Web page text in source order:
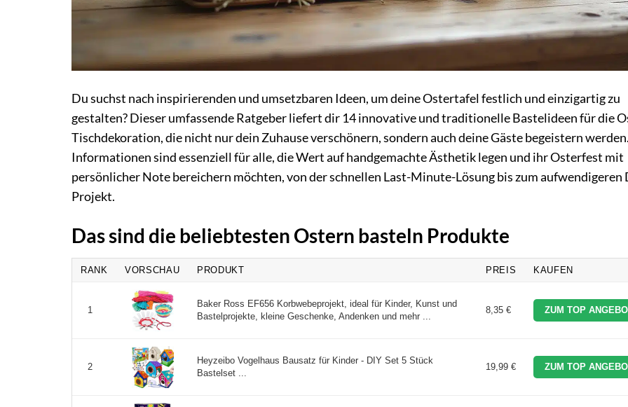
Du suchst nach inspirierenden und umsetzbaren Ideen, um deine Ostertafel festlich und einzigartig zu
gestalten? Dieser umfassende Ratgeber liefert dir 14 innovative und traditionelle Bastelideen für die
Tischdekoration, die nicht nur dein Zuhause verschönern, sondern auch deine Gäste begeistern
Informationen sind essenziell für alle, die Wert auf handgemachte Ästhetik legen und ihr Osterfest mit
persönlicher Note bereichern möchten, von der schnellen Last-Minute-Lösung bis zum aufwendigeren
Projekt.
Das sind die beliebtesten Ostern basteln Produkte
RANK VORSCHAU PRODUKT PREIS KAUFEN
1
Baker Ross EF656 Korbwebeprojekt, ideal für Kinder, Kunst und
Bastelprojekte, kleine Geschenke, Andenken und mehr ...
8,35 € ZUM TOP
2
Heyzeibo Vogelhaus Bausatz für Kinder - DIY Set 5 Stück
Bastelset ...
19,99 € ZUM TOP